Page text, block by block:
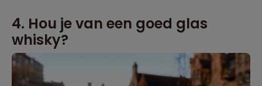
4. Hou je van een goed glas
whisky?